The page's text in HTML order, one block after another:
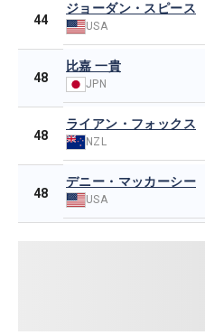
44
ジョーダン・スピース
USA
48
比嘉 一貴
JPN
48
ライアン・フォックス
NZL
48
デニー・マッカーシー
USA